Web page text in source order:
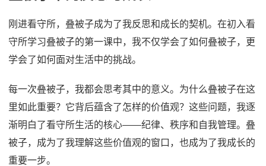
刚进看守所，叠被子成为了我反思和成长的契机。在初入看
守所学习叠被子的第一课中，我不仅学会了如何叠被子，更
学会了如何面对生活中的挑战。
每一次叠被子，我都会思考其中的意义。为什么叠被子在这
里如此重要？它背后蕴含了怎样的价值观？这些问题，我逐
渐明白了看守所生活的核心——纪律、秩序和自我管理。叠
被子，成为了我理解这些价值观的窗口，也成为了我成长的
重要一步。